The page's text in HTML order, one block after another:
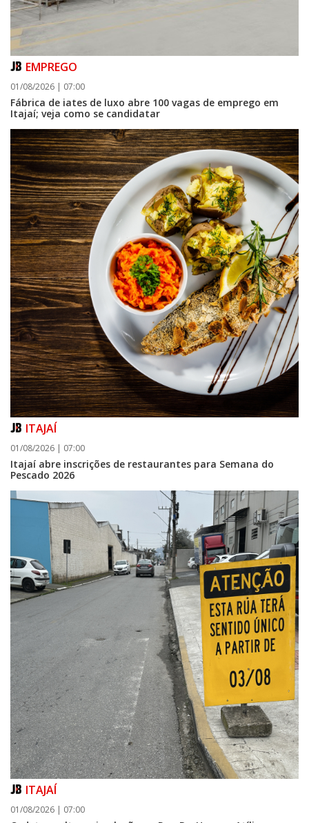
EMPREGO
01/08/2026 | 07:00
Fábrica de iates de luxo abre 100 vagas de emprego em
Itajaí; veja como se candidatar
ITAJAÍ
01/08/2026 | 07:00
Itajaí abre inscrições de restaurantes para Semana do
Pescado 2026
ITAJAÍ
01/08/2026 | 07:00